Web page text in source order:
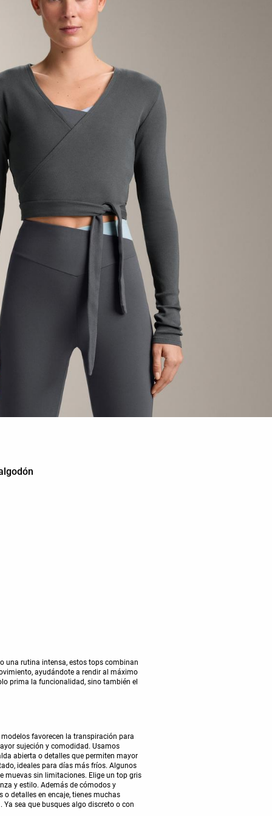
una rutina intensa, estos tops combinan
ayudándote a rendir al máximo
prima la funcionalidad, sino también el
favorecen la transpiración para
sujeción y comodidad. Usamos
abierta o detalles que permiten mayor
ideales para días más fríos. Algunos
muevas sin limitaciones. Elige un top gris
y estilo. Además de cómodos y
detalles en encaje, tienes muchas
sea que busques algo discreto o con